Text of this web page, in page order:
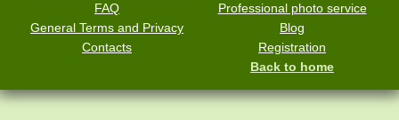
FAQ
Professional photo service
General Terms and Privacy
Blog
Contacts
Registration
Back to home